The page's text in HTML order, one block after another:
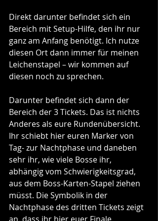
Direkt darunter befindet sich ein
Bereich mit Setup-Hilfe, den ihr nur
ganz am Anfang benötigt. Ich nutze
diesen Ort dann immer für meinen
Leichenstapel – wir kommen auf
diesen noch zu sprechen.
Darunter befindet sich dann der
Bereich der 3 Tickets. Das ist nichts
Anderes als eure Rundenübersicht.
Ihr schiebt hier euren Marker von
Tag- zur Nachtphase und daneben
sehr ihr, wie viele Bosse ihr,
abhängig vom Schwierigkeitsgrad,
aus dem Boss-Karten-Stapel ziehen
müsst. Die Symbolik in der
Nachtphase des dritten Tickets zeigt
an, dass ihr hier euer Finale